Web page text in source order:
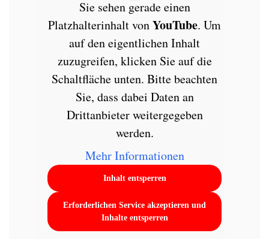
Sie sehen gerade einen
Platzhalterinhalt vonYouTube. Um
auf den eigentlichen Inhalt
zuzugreifen, klicken Sie auf die
Schaltfläche unten. Bitte beachten
Sie, dass dabei Daten an
Drittanbieter weitergegeben
werden.
Mehr Informationen
Inhalt entsperren
Erforderlichen Service akzeptieren und
Inhalte entsperren